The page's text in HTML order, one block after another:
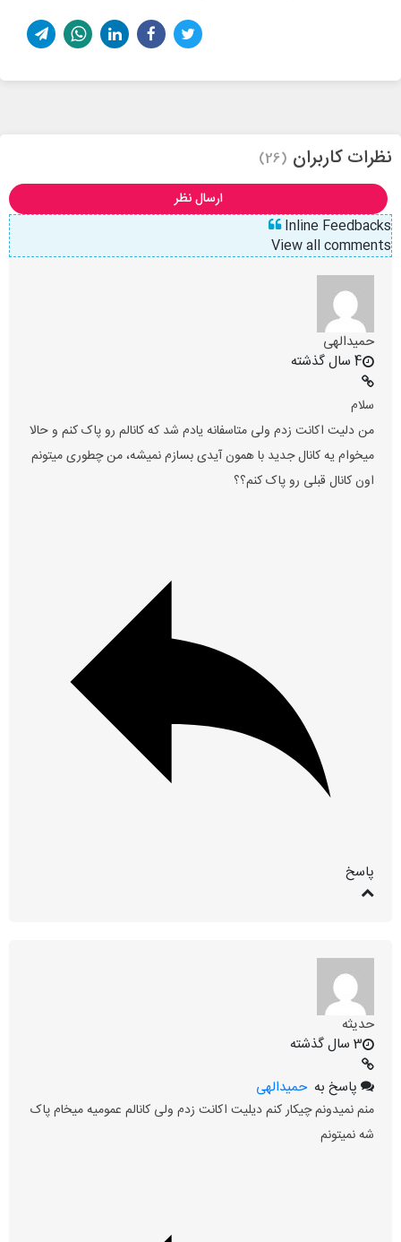
نظرات کاربران (26)
ارسال نظر
Inline Feedbacks
View all comments
حمیدالهی
4 سال گذشته
سلام
من دلیت اکانت زدم ولی متاسفانه یادم شد که کانالم رو پاک کنم و حالا
میخوام یه کانال جدید با همون آیدی بسازم نمیشه، من چطوری میتونم
اون کانال قبلی رو پاک کنم؟؟
پاسخ
حدیثه
3 سال گذشته
پاسخ بهحمیدالهی
منم نمیدونم چیکار کنم دیلیت اکانت زدم ولی کانالم عمومیه میخام پاک
شه نمیتونم